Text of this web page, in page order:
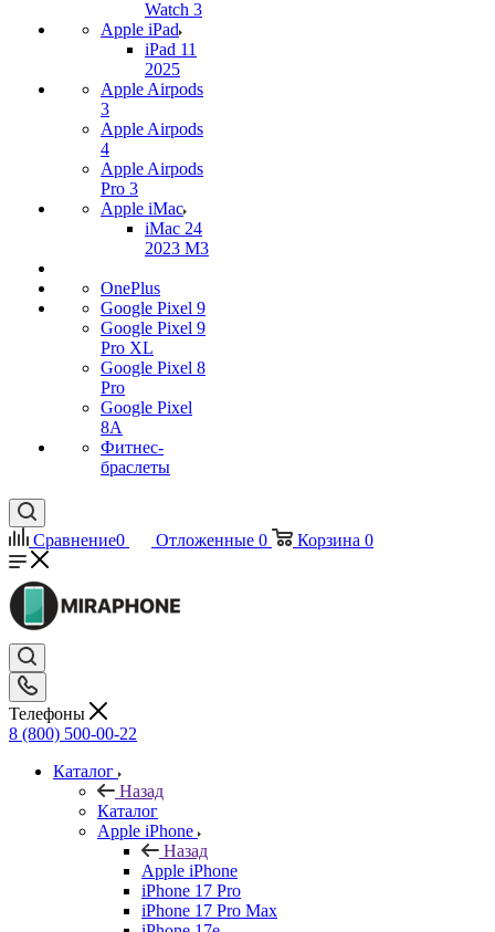
Watch 3
Apple iPad
iPad 11
2025
Apple Airpods
3
Apple Airpods
4
Apple Airpods
Pro 3
Apple iMac
iMac 24
2023 M3
OnePlus
Google Pixel 9
Google Pixel 9
Pro XL
Google Pixel 8
Pro
Google Pixel
8A
Фитнес-
браслеты
Сравнение0 Отложенные 0 Корзина 0
Телефоны
8 (800) 500-00-22
Каталог
Назад
Каталог
Apple iPhone
Назад
Apple iPhone
iPhone 17 Pro
iPhone 17 Pro Max